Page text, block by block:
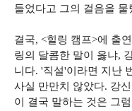
들었다고 그의 걸음을 물
결국, <힐링 캠프>에 출
링의 달콤한 말이 옳냐,
니다. '직설'이라면 지난
사실 만만치 않았다. 강
이 결국 말하는 것은 그